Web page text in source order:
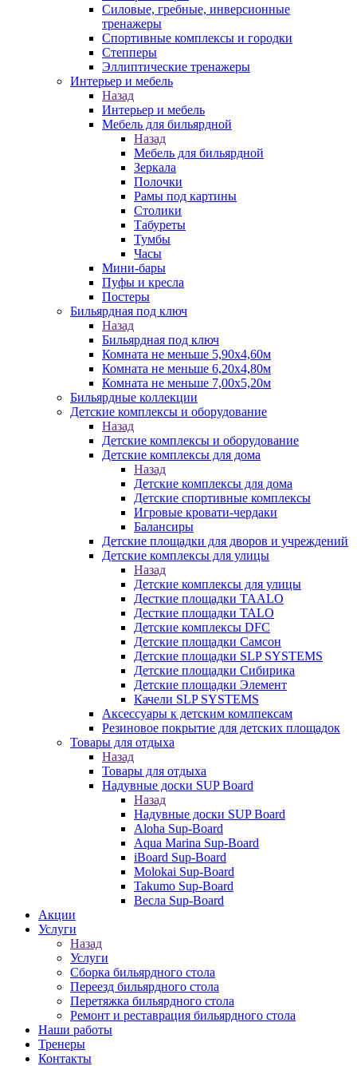
Силовые, гребные, инверсионные
тренажеры
Спортивные комплексы и городки
Степперы
Эллиптические тренажеры
Интерьер и мебель
Назад
Интерьер и мебель
Мебель для бильярдной
Назад
Мебель для бильярдной
Зеркала
Полочки
Рамы под картины
Столики
Табуреты
Тумбы
Часы
Мини-бары
Пуфы и кресла
Постеры
Бильярдная под ключ
Назад
Бильярдная под ключ
Комната не меньше 5,90х4,60м
Комната не меньше 6,20х4,80м
Комната не меньше 7,00х5,20м
Бильярдные коллекции
Детские комплексы и оборудование
Назад
Детские комплексы и оборудование
Детские комплексы для дома
Назад
Детские комплексы для дома
Детские спортивные комплексы
Игровые кровати-чердаки
Балансиры
Детские площадки для дворов и учреждений
Детские комплексы для улицы
Назад
Детские комплексы для улицы
Десткие площадки TAALO
Десткие площадки TALO
Детские комплексы DFC
Детские площадки Самсон
Детские площадки SLP SYSTEMS
Детские площадки Сибирика
Детские площадки Элемент
Качели SLP SYSTEMS
Аксессуары к детским комлпексам
Резиновое покрытие для детских площадок
Товары для отдыха
Назад
Товары для отдыха
Надувные доски SUP Board
Назад
Надувные доски SUP Board
Aloha Sup-Board
Aqua Marina Sup-Board
iBoard Sup-Board
Molokai Sup-Board
Takumo Sup-Board
Весла Sup-Board
Акции
Услуги
Назад
Услуги
Сборка бильярдного стола
Переезд бильярдного стола
Перетяжка бильярдного стола
Ремонт и реставрация бильярдного стола
Наши работы
Тренеры
Контакты